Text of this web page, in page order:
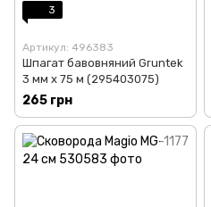
3
Артикул: 496383
Шпагат бавовняний Gruntek
3 мм х 75 м (295403075)
265 грн